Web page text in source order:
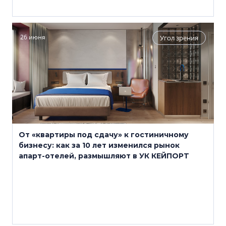
26 июня Угол зрения
От «квартиры под сдачу» к гостиничному
бизнесу: как за 10 лет изменился рынок
апарт-отелей, размышляют в УК КЕЙПОРТ